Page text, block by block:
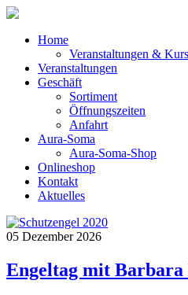
Home
Veranstaltungen &
Veranstaltungen
Geschäft
Sortiment
Öffnungszeiten
Anfahrt
Aura-Soma
Aura-Soma-Shop
Onlineshop
Kontakt
Aktuelles
05 Dezember 2026
Engeltag mit